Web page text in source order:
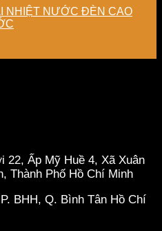
ĐÈN CAO
22, Ấp Mỹ Huề 4, Xã Xuân
Thành Phố Hồ Chí Minh
BHH, Q. Bình Tân Hồ Chí